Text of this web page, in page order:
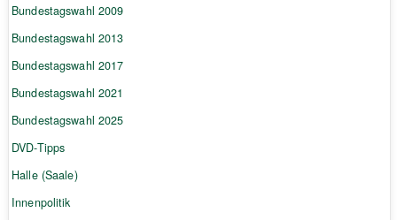
Bundestagswahl 2009
Bundestagswahl 2013
Bundestagswahl 2017
Bundestagswahl 2021
Bundestagswahl 2025
DVD-Tipps
Halle (Saale)
Innenpolitik